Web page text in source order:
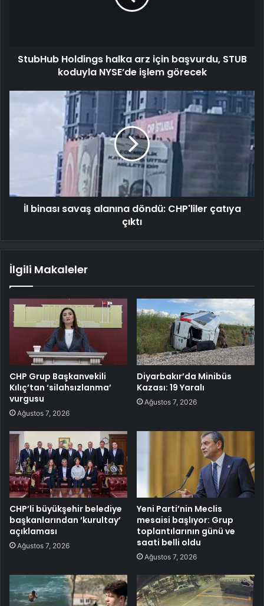
StubHub Holdings halka arz için başvurdu, STUB
koduyla NYSE’de işlem görecek
İl binası savaş alanına döndü: CHP'liler çatıya
çıktı
İlgili Makaleler
CHP Grup Başkanvekili
Kılıç’tan ‘silahsızlanma’
vurgusu
Ağustos 7, 2026
Diyarbakır’da Minibüs
Kazası: 19 Yaralı
Ağustos 7, 2026
CHP’li büyükşehir belediye
başkanlarından ‘kurultay’
açıklaması
Ağustos 7, 2026
Yeni Parti’nin Meclis
mesaisi başlıyor: Grup
toplantılarının günü ve
saati belli oldu
Ağustos 7, 2026